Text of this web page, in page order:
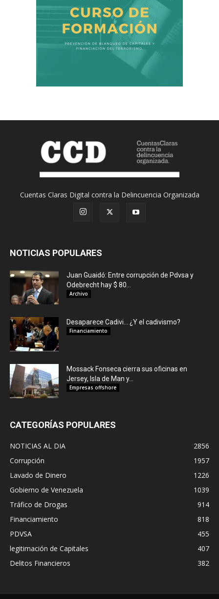
Cuentas Claras Digital contra la Delincuencia Organizada
NOTICIAS POPULARES
Juan Guaidó: Entre corrupción de Pdvsa y
Odebrecht hay $ 80...
Archivo
Desaparece Cadivi… ¿Y el cadivismo?
Financiamiento
Mossack Fonseca cierra sus oficinas en
Jersey, Isla de Man y...
Empresas offshore
CATEGORÍAS POPULARES
NOTICIAS AL DIA
2856
Corrupción
1957
Lavado de Dinero
1226
Gobierno de Venezuela
1039
Tráfico de Drogas
914
Financiamiento
818
PDVSA
455
legitimación de Capitales
407
Delitos Financieros
382